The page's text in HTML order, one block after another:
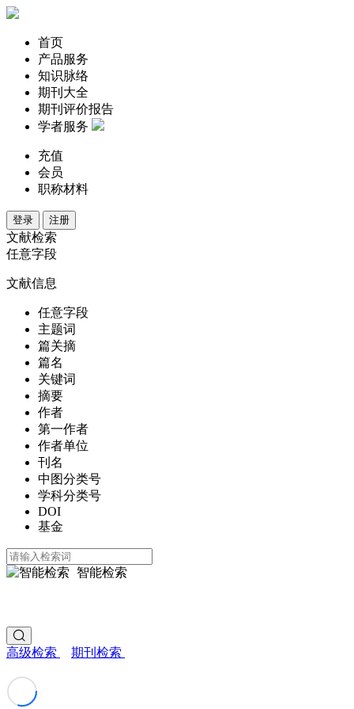
首页
产品服务
知识脉络
期刊大全
期刊评价报告
学者服务
充值
会员
职称材料
登录 注册
文献检索
任意字段
文献信息
任意字段
主题词
篇关摘
篇名
关键词
摘要
作者
第一作者
作者单位
刊名
中图分类号
学科分类号
DOI
基金
智能检索
高级检索 期刊检索